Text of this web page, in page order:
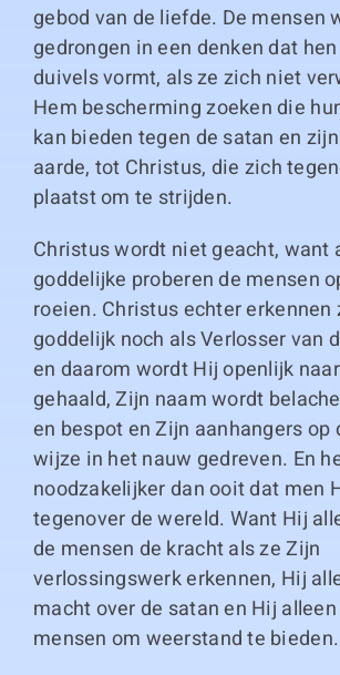
gebod van de liefde. De mensen
gedrongen in een denken dat
duivels vormt, als ze zich niet
Hem bescherming zoeken die
kan bieden tegen de satan en
aarde, tot Christus, die zich
plaatst om te strijden.
Christus wordt niet geacht, want
goddelijke proberen de mensen
roeien. Christus echter erkennen
goddelijk noch als Verlosser van
en daarom wordt Hij openlijk
gehaald, Zijn naam wordt
en bespot en Zijn aanhangers op
wijze in het nauw gedreven. En
noodzakelijker dan ooit dat men
tegenover de wereld. Want Hij
de mensen de kracht als ze Zijn
verlossingswerk erkennen, Hij
macht over de satan en Hij
mensen om weerstand te bieden.